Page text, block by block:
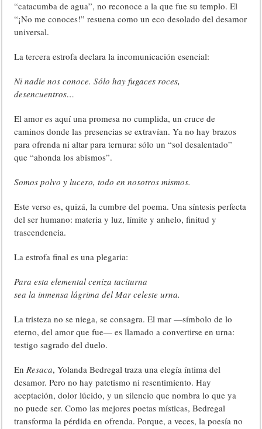
“catacumba de agua”, no reconoce a la que fue su templo. El
“¡No me conoces!” resuena como un eco desolado del desamor
universal.
La tercera estrofa declara la incomunicación esencial:
Ni nadie nos conoce. Sólo hay fugaces roces,
desencuentros…
El amor es aquí una promesa no cumplida, un cruce de
caminos donde las presencias se extravían. Ya no hay brazos
para ofrenda ni altar para ternura: sólo un “sol desalentado”
que “ahonda los abismos”.
Somos polvo y lucero, todo en nosotros mismos.
Este verso es, quizá, la cumbre del poema. Una síntesis perfecta
del ser humano: materia y luz, límite y anhelo, finitud y
trascendencia.
La estrofa final es una plegaria:
Para esta elemental ceniza taciturna
sea la inmensa lágrima del Mar celeste urna.
La tristeza no se niega, se consagra. El mar —símbolo de lo
eterno, del amor que fue— es llamado a convertirse en urna:
testigo sagrado del duelo.
EnResaca, Yolanda Bedregal traza una elegía íntima del
desamor. Pero no hay patetismo ni resentimiento. Hay
aceptación, dolor lúcido, y un silencio que nombra lo que ya
no puede ser. Como las mejores poetas místicas, Bedregal
transforma la pérdida en ofrenda. Porque, a veces, la poesía no